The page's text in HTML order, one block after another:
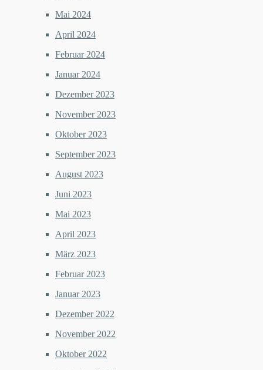
Mai 2024
April 2024
Februar 2024
Januar 2024
Dezember 2023
November 2023
Oktober 2023
September 2023
August 2023
Juni 2023
Mai 2023
April 2023
März 2023
Februar 2023
Januar 2023
Dezember 2022
November 2022
Oktober 2022